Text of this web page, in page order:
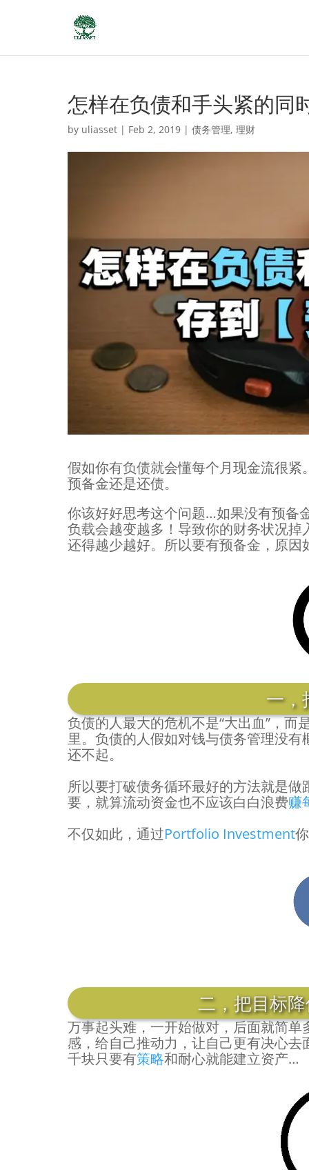
怎样在负债和手头紧的同
by uliasset | Feb 2, 2019 | 债务管理, 理财
假如你有负债就会懂每个月现金流很
预备金还是还债。
你该好好思考这个问题…如果没有预备
负载会越变越多！导致你的财务状况
还得越少越好。所以要有预备金，原因
一，
负债的人最大的危机不是“大出血”，而
里。负债的人假如对钱与债务管理没
还不起。
所以要打破债务循环最好的方法就是
要，就算流动资金也不应该白白浪费赚
不仅如此，通过Portfolio Investment
二，把目标
万事起头难，一开始做对，后面就简
感，给自己推动力，让自己更有决心
千块只要有策略和耐心就能建立资产…